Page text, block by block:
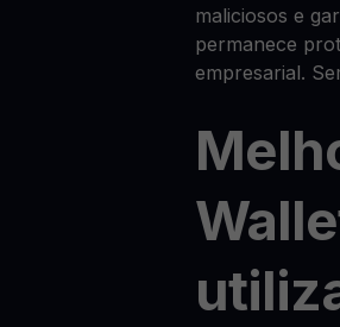
maliciosos e
permanece
empresarial.